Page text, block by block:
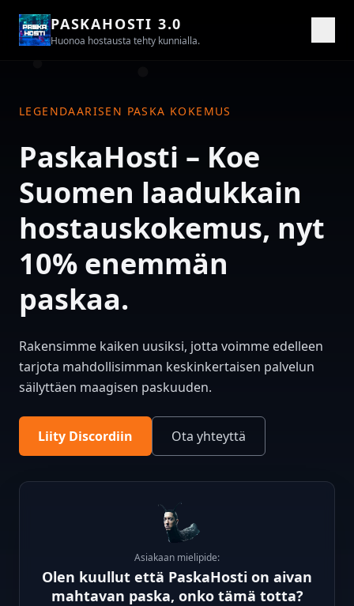
PASKAHOSTI 3.0
Huonoa hostausta tehty kunnialla.
LEGENDAARISEN PASKA KOKEMUS
PaskaHosti – Koe
Suomen laadukkain
hostauskokemus, nyt
10% enemmän
paskaa.
Rakensimme kaiken uusiksi, jotta voimme edelleen
tarjota mahdollisimman keskinkertaisen palvelun
säilyttäen maagisen paskuuden.
Liity Discordiin Ota yhteyttä
Asiakaan mielipide:
Olen kuullut että PaskaHosti on aivan
mahtavan paska, onko tämä totta?